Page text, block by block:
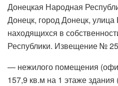
Донецкая Народная
Донецк, город Донецк,
находящихся в
Республики. Извещение №
— нежилого помещения
157,9 кв.м на 1 этаже